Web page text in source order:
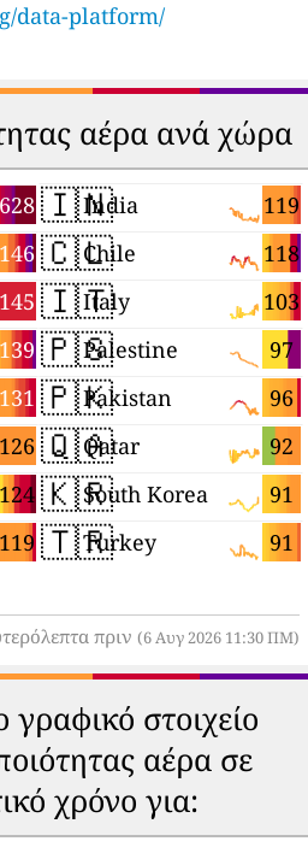
data-platform/
αέρα ανά χώρα
628
146
145
139
131
126
124
119
🇮🇳 119
India
🇨🇱 118
Chile
🇮🇹 103
Italy
🇵🇸 97
Palestine
🇵🇰 96
Pakistan
🇶🇦 92
Qatar
🇰🇷 91
South Korea
🇹🇷 91
Turkey
πριν (6 Αυγ 2026 11:30 ΠΜ)
στοιχείο
αέρα σε
χρόνο για: